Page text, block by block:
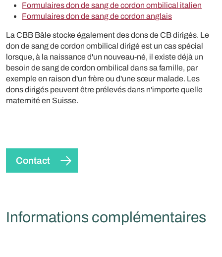
Formulaires don de sang de cordon ombilical italien
Formulaires don de sang de cordon anglais
La CBB Bâle stocke également des dons de CB dirigés. Le
don de sang de cordon ombilical dirigé est un cas spécial
lorsque, à la naissance d'un nouveau-né, il existe déjà un
besoin de sang de cordon ombilical dans sa famille, par
exemple en raison d'un frère ou d'une sœur malade. Les
dons dirigés peuvent être prélevés dans n'importe quelle
maternité en Suisse.
Contact
Informations complémentaires